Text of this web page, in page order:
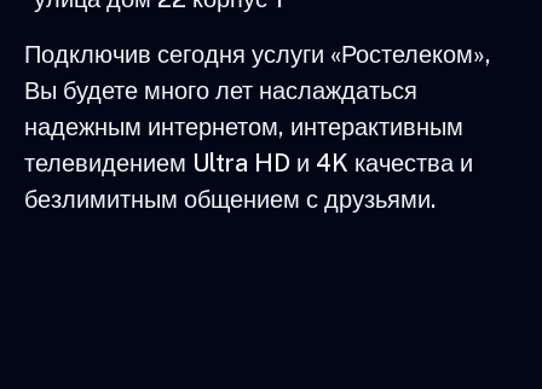
Подключив сегодня услуги «Ростелеком»,
Вы будете много лет наслаждаться
надежным интернетом, интерактивным
телевидением Ultra HD и 4K качества и
безлимитным общением с друзьями.